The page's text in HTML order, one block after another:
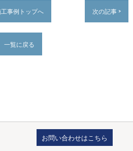
事例トップへ 次の記事 >
一覧に戻る
お問い合わせはこちら